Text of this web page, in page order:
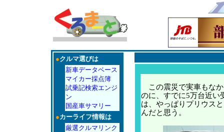
●クルマ選びは
新車データベース
マイカー採点簿
試乗記検索エンジ
ン
国産車サマリー
●カーライフ情報は
厳選クルマリンク
この震災で実車もな
のに、すでに5万台近い
は、やっぱりプリウス
んだと思う。